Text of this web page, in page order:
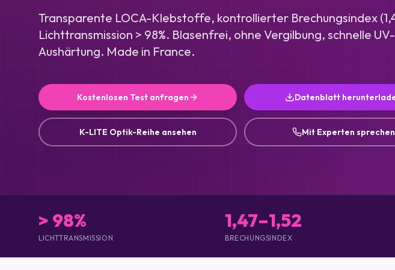
Transparente LOCA-Klebstoffe, kontrollierter Brechungsindex
Lichttransmission > 98%. Blasenfrei, ohne Vergilbung, schnelle
Aushärtung. Made in France.
Kostenlosen Test anfragen Datenblatt
K-LITE Optik-Reihe ansehen Mit Experten sprechen
> 98%
LICHTTRANSMISSION
1,47–1,52
BRECHUNGSINDEX